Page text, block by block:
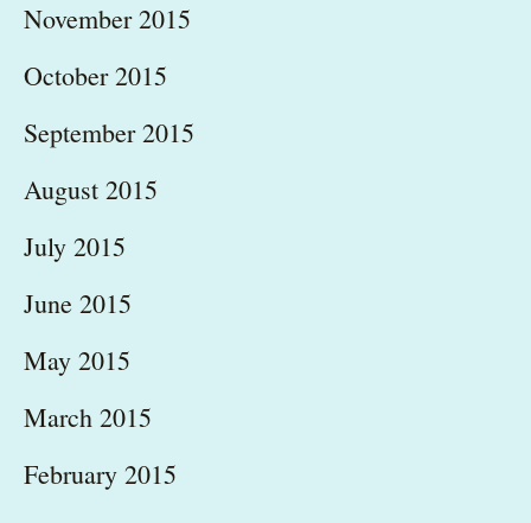
November 2015
October 2015
September 2015
August 2015
July 2015
June 2015
May 2015
March 2015
February 2015